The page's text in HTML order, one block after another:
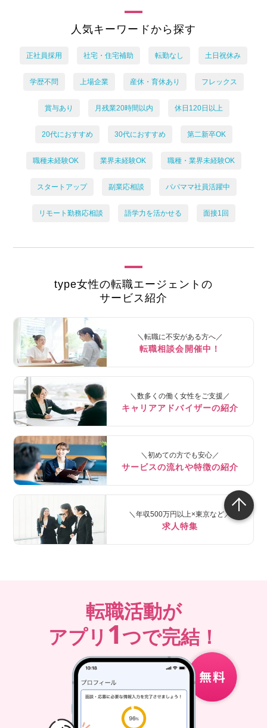
人気キーワードから探す
正社員採用 社宅・住宅補助 転勤なし 土日祝休み
学歴不問 上場企業 産休・育休あり フレックス
賞与あり 月残業20時間以内 休日120日以上
20代におすすめ 30代におすすめ 第二新卒OK
職種未経験OK 業界未経験OK 職種・業界未経験OK
スタートアップ 副業応相談 パパママ社員活躍中
リモート勤務応相談 語学力を活かせる 面接1回
type女性の転職エージェントの
サービス紹介
＼転職に不安がある方へ／
転職相談会開催中！
＼数多くの働く女性をご支援／
キャリアアドバイザーの紹介
＼初めての方でも安心／
サービスの流れや特徴の紹介
＼年収500万円以上×東京など／
求人特集
転職活動が
アプリ 1つで完結！